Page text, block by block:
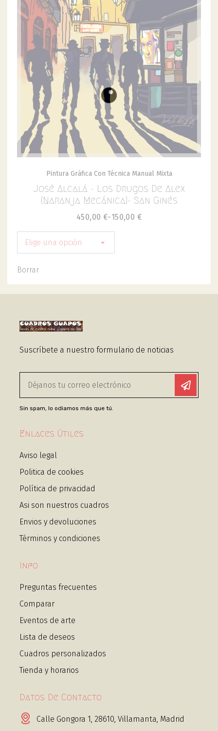
Pintura Gráfica Con Técnica Manual Mixta
José Alcalá - Los Drugos De Alex
(Naranja Mecánica)- San Ginés
150,00 €
-
450,00 €
Elige una opción
Borrar
Suscríbete a nuestro formulario de noticias
Sin spam, lo odiamos más que tú.
Enlaces Útiles
Aviso legal
Politica de cookies
Política de privacidad
Asi son nuestros cuadros
Envios y devoluciones
Términos y condiciones
Info
Preguntas frecuentes
Comparar
Eventos de arte
Lista de deseos
Cuadros personalizados
Tienda y horarios
Datos De Contacto
Calle Gongora 1, 28610, Villamanta, Madrid